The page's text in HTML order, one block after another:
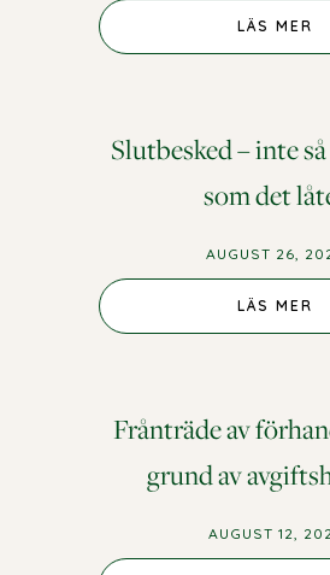
LÄS MER
Slutbesked – inte
som det
AUGUST 26,
LÄS MER
Frånträde av
grund av
AUGUST 12,